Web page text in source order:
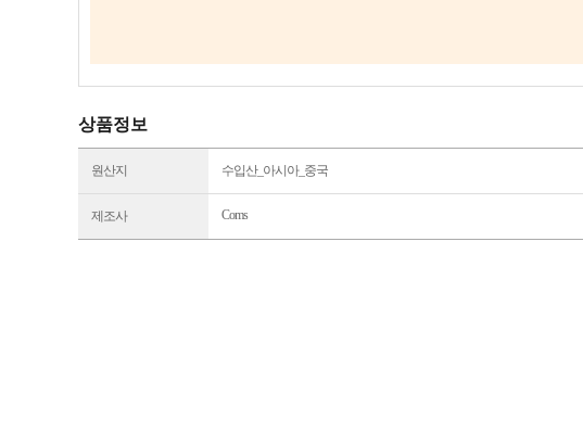
상품정보
원산지 수입산_아시아_중국
제조사 Coms